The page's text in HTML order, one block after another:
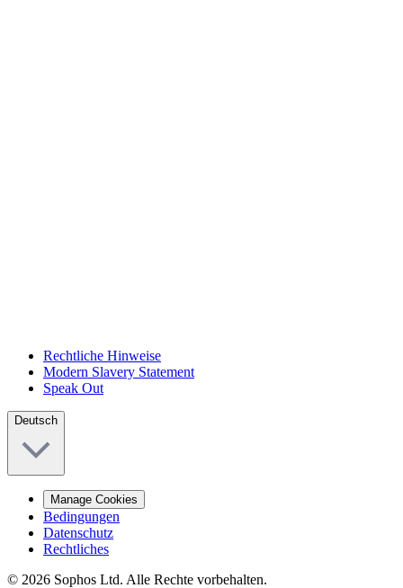
Rechtliche Hinweise
Modern Slavery Statement
Speak Out
Deutsch
Manage Cookies
Bedingungen
Datenschutz
Rechtliches
© 2026 Sophos Ltd. Alle Rechte vorbehalten.